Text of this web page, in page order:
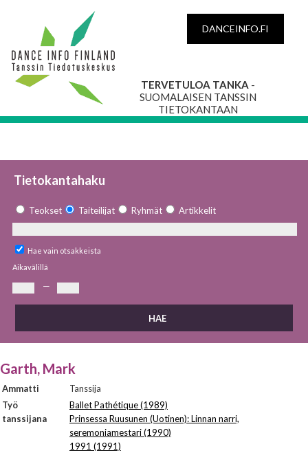
DANCEINFO.FI
TERVETULOA TANKA -
SUOMALAISEN TANSSIN
TIETOKANTAAN
Tietokantahaku
Teokset Taiteilijat Ryhmät Artikkelit
Hae vain otsakkeista
Aikavälillä
—
Garth, Mark
Ammatti
Tanssija
Työ
tanssijana
Ballet Pathétique (1989)
Prinsessa Ruusunen (Uotinen): Linnan narri,
seremoniamestari (1990)
1991 (1991)